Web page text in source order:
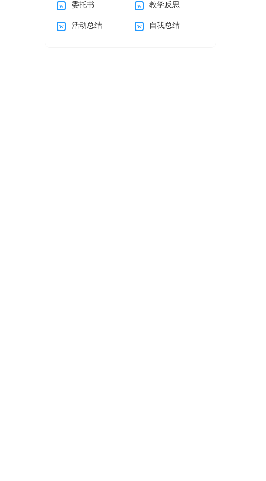
委托书 教学反思
活动总结 自我总结